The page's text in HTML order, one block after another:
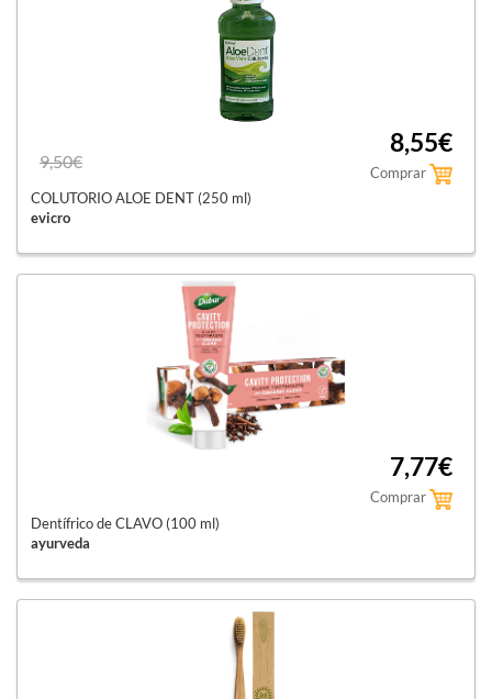
9,50€
8,55€
Comprar
COLUTORIO ALOE DENT (250 ml)
evicro
7,77€
Comprar
Dentífrico de CLAVO (100 ml)
ayurveda